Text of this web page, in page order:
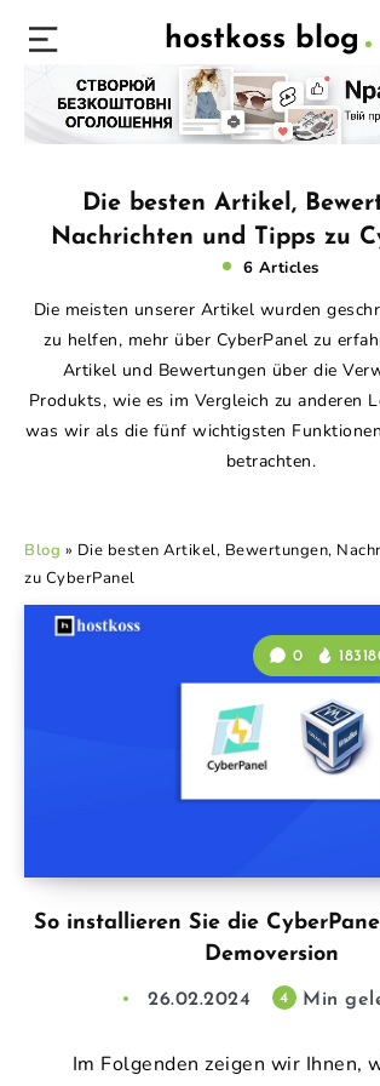
hostkoss blog
Die besten Artikel,
Nachrichten und Tipps zu
6 Articles
Die meisten unserer Artikel wurden
zu helfen, mehr über CyberPanel zu
Artikel und Bewertungen über die
Produkts, wie es im Vergleich zu anderen
was wir als die fünf wichtigsten
betrachten.
Blog » Die besten Artikel, Bewertungen,
zu CyberPanel
So installieren Sie die
Demoversion
0
26.02.2024 4 Min
Im Folgenden zeigen wir Ihnen,